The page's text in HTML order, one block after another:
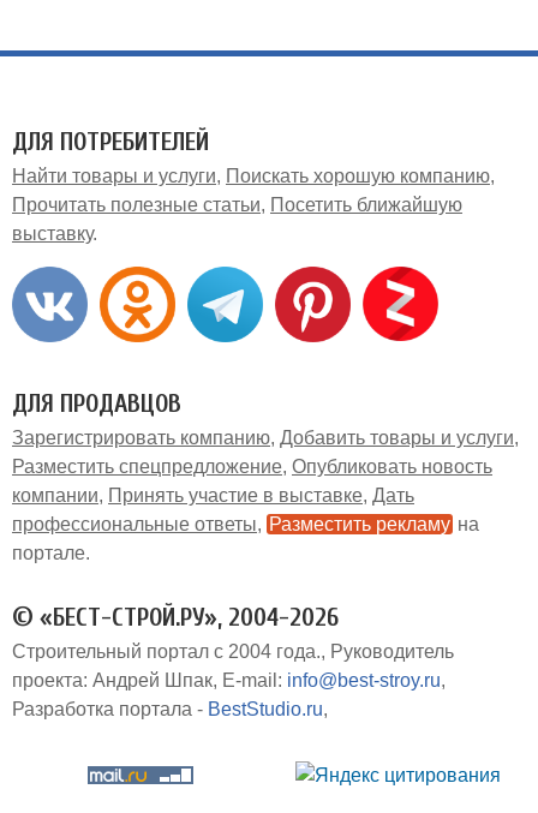
ДЛЯ ПОТРЕБИТЕЛЕЙ
Найти товары и услуги
Поискать хорошую компанию
Прочитать полезные статьи
Посетить ближайшую
выставку
ДЛЯ ПРОДАВЦОВ
Зарегистрировать компанию Добавить товары и услуги
Разместить спецпредложение Опубликовать новость
компании
Принять участие в выставке Дать
профессиональные ответы
Разместить рекламу на
портале
© «БЕСТ-СТРОЙ.РУ», 2004-2026
Строительный портал с 2004 года.
Руководитель
проекта: Андрей Шпак E-mail: info@best-stroy.ru
Разработка портала - BestStudio.ru